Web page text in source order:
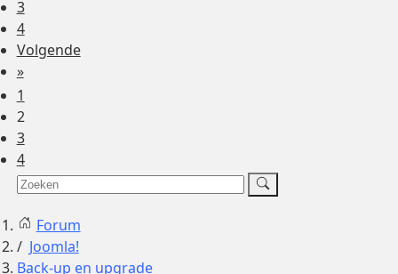
3
4
Volgende
»
1
2
3
4
Forum
Joomla!
Back-up en upgrade